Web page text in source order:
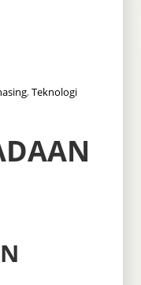
,Teknologi